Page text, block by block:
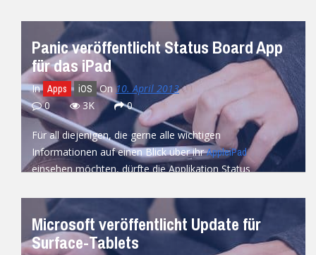
Panic veröffentlicht Status Board App
für das iPad
In Apps iOS On10. April 2013
0
3K 0
Für all diejenigen, die gerne alle wichtigen
Informationen auf einen Blick über ihrAppleiPad
einsehen möchten, dürfte die Applikation Status
READ MORE
Microsoft veröffentlicht Update für
Surface-Tablets